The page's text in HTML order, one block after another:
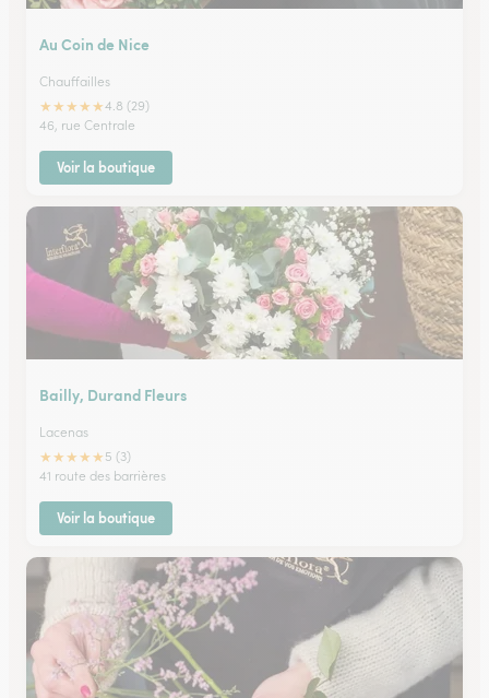
Au Coin de Nice
Chauffailles
★★★★★4.8 (29)
46, rue Centrale
Voir la boutique
Bailly, Durand Fleurs
Lacenas
★★★★★ 5 (3)
41 route des barrières
Voir la boutique